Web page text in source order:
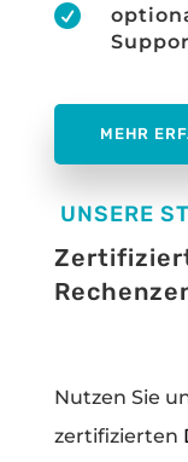

MEHR
UNSERE
Nutzen Sie
zertifizierten